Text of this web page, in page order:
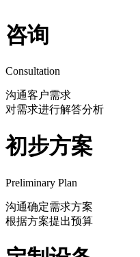
咨询
Consultation
沟通客户需求
对需求进行解答分析
初步方案
Preliminary Plan
沟通确定需求方案
根据方案提出预算